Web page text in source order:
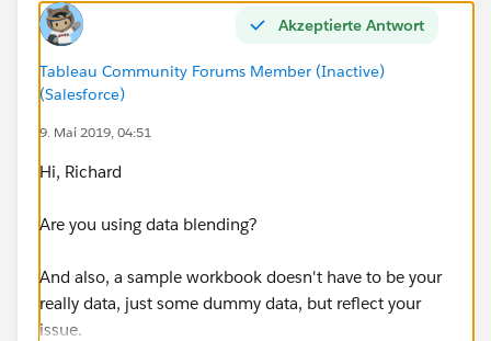
Akzeptierte Antwort
Tableau Community Forums Member (Inactive)
(Salesforce)
9. Mai 2019, 04:51
Hi, Richard
Are you using data blending?
And also, a sample workbook doesn't have to be your
really data, just some dummy data, but reflect your
issue.